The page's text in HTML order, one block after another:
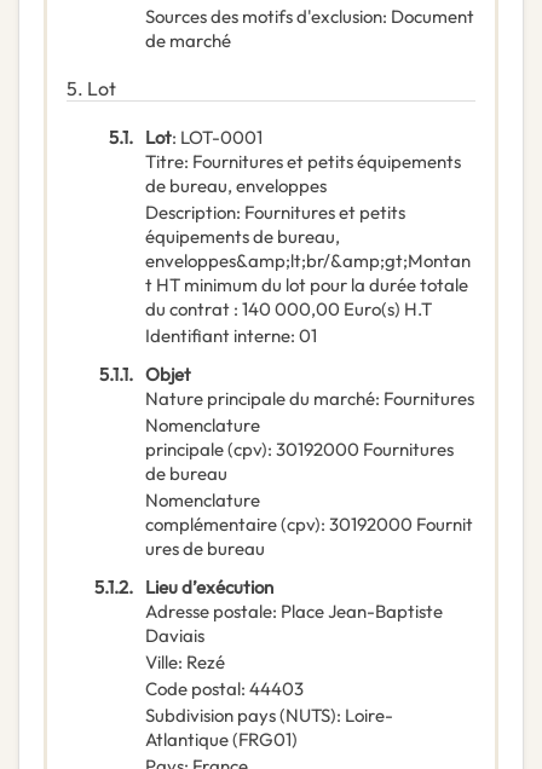
Sources des motifs d'exclusion: Document
de marché
5. Lot
5.1. Lot: LOT-0001
Titre: Fournitures et petits équipements
de bureau, enveloppes
Description: Fournitures et petits
équipements de bureau,
enveloppes&amp;lt;br/&amp;gt;Montan
t HT minimum du lot pour la durée totale
du contrat : 140 000,00 Euro(s) H.T
Identifiant interne: 01
5.1.1. Objet
Nature principale du marché: Fournitures
Nomenclature
principale(cpv): 30192000 Fournitures
de bureau
Nomenclature
complémentaire(cpv): 30192000 Fournit
ures de bureau
5.1.2. Lieu d’exécution
Adresse postale: Place Jean-Baptiste
Daviais
Ville: Rezé
Code postal: 44403
Subdivision pays (NUTS): Loire-
Atlantique(FRG01)